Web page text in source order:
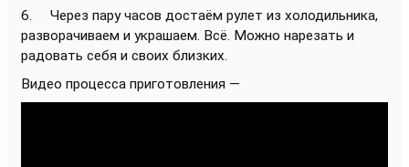
6. Через пару часов достаём рулет из холодильника,
разворачиваем и украшаем. Всё. Можно нарезать и
радовать себя и своих близких.
Видео процесса приготовления —